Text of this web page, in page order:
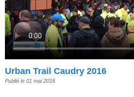
Urban Trail Caudry 2016
Publié le 01 mai 2016